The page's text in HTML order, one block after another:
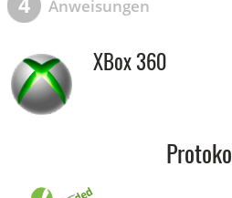
Anweisungen
XBox 360
Protokoll